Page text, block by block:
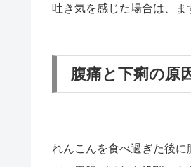
吐き気を感じた場合は、ま
腹痛と下痢の原
れんこんを食べ過ぎた後